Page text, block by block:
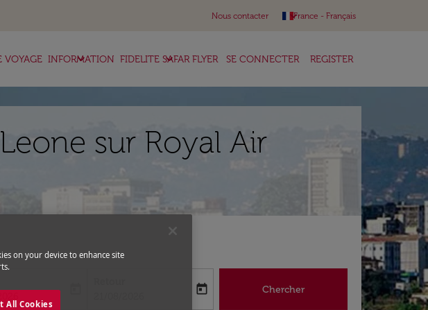
Nous contacter France - Français
keyboard_arrow_down
VOYAGE INFORMATION
keyboard_arrow_down FIDELITE SAFAR FLYER
keyboard_arrow_down SE CONNECTER REGISTER
sur Royal Air
fc-booking-return-date-aria-label
today Chercher
on your device to enhance site
All Cookies